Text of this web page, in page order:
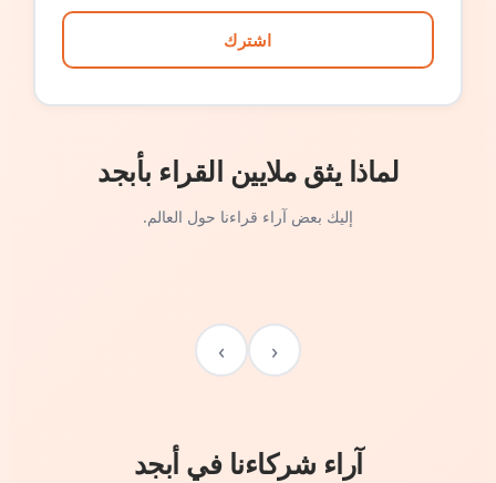
اشترك
لماذا يثق ملايين القراء بأبجد
إليك بعض آراء قراءنا حول العالم.
‹
›
آراء شركاءنا في أبجد